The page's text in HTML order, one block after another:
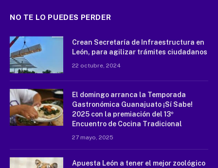
NO TE LO PUEDES PERDER
Crean Secretaría de Infraestructura en
León, para agilizar trámites ciudadanos
22 octubre, 2024
El domingo arranca la Temporada
Gastronómica Guanajuato ¡Sí Sabe!
2025 con la premiación del 13º
Encuentro de Cocina Tradicional
27 mayo, 2025
Apuesta León a tener el mejor zoológico